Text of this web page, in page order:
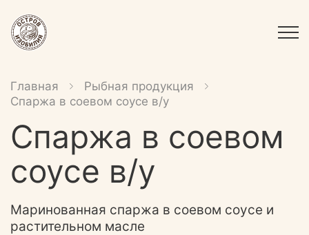
Главная
Рыбная продукция
Спаржа в соевом соусе в/у
Спаржа в соевом
соусе в/у
Маринованная спаржа в соевом соусе и
растительном масле